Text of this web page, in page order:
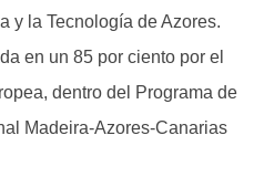
y la Tecnología de Azores.
en un 85 por ciento por el
dentro del Programa de
Madeira-Azores-Canarias